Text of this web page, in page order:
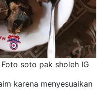
soto pak sholeh IG
karena menyesuaikan